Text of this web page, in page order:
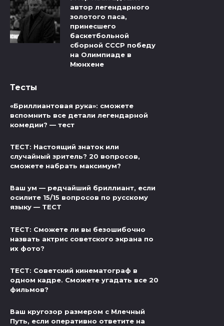
автор легендарного
золотого паса,
принесшего
баскетбольной
сборной СССР победу
на Олимпиаде в
Мюнхене
Тесты
«Бриллиантовая рука»: сможете
вспомнить все детали легендарной
комедии? — тест
ТЕСТ: Настоящий знаток или
случайный зритель? 20 вопросов,
сможете набрать максимум?
Ваш ум — редчайший бриллиант, если
осилите 15/15 вопросов по русскому
языку — ТЕСТ
ТЕСТ: Сможете ли вы безошибочно
назвать актрис советского экрана по
их фото?
ТЕСТ: Советский кинематограф в
одном кадре. Сможете угадать все 20
фильмов?
Ваш кругозор размером с Млечный
Путь, если оперативно ответите на